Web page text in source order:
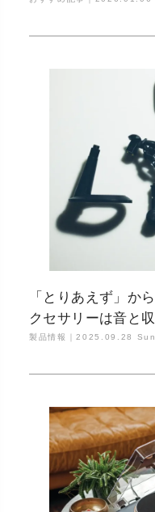
「とりあえず」か
クセサリーは音と
製品情報｜2025.09.28 Sun